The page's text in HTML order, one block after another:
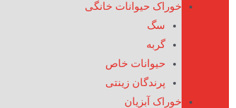
خوراک حیوانات خانگی
سگ
گربه
حیوانات خاص
پرندگان زینتی
خوراک آبزیان